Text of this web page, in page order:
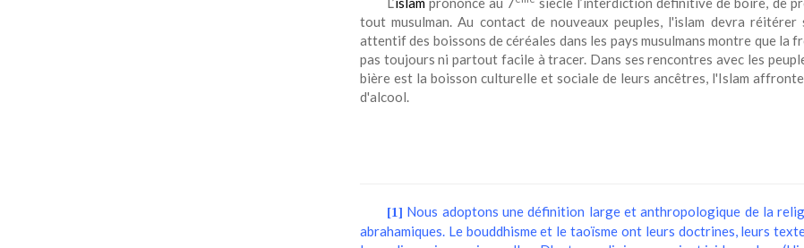
tout musulman. Au contact de nouveaux peuples, l'islam devra
attentif des boissons de céréales dans les pays musulmans montre que
pas toujours ni partout facile à tracer. Dans ses rencontres avec les
bière est la boisson culturelle et sociale de leurs ancêtres, l'Islam
d'alcool.
[1] Nous adoptons une définition large et anthropologique de la
abrahamiques. Le bouddhisme et le taoïsme ont leurs doctrines, leurs